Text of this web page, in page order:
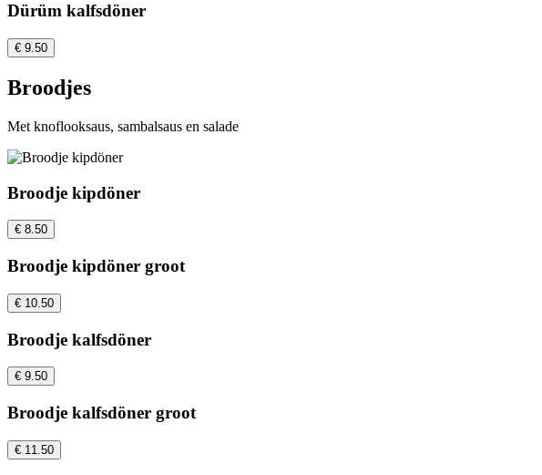
Dürüm kalfsdöner
€ 9.50
Broodjes
Met knoflooksaus, sambalsaus en salade
Broodje kipdöner
€ 8.50
Broodje kipdöner groot
€ 10.50
Broodje kalfsdöner
€ 9.50
Broodje kalfsdöner groot
€ 11.50